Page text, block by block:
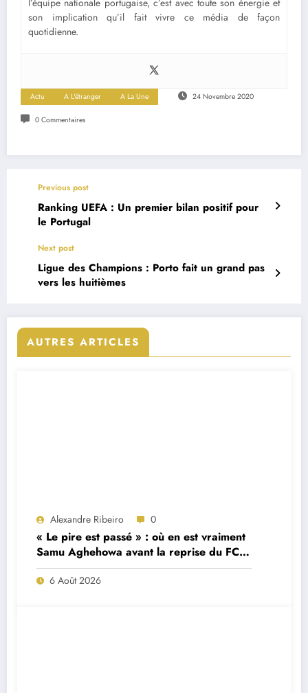
son implication qu’il fait vivre ce média de façon
quotidienne.
Actu A L'étranger A La Une 24 Novembre 2020
0 Commentaires
Previous post
Ranking UEFA : Un premier bilan positif pour
le Portugal
Next post
Ligue des Champions : Porto fait un grand pas
vers les huitièmes
AUTRES ARTICLES
Alexandre Ribeiro 0
« Le pire est passé » : où en est vraiment
Samu Aghehowa avant la reprise du FC
Porto ?
6 Août 2026